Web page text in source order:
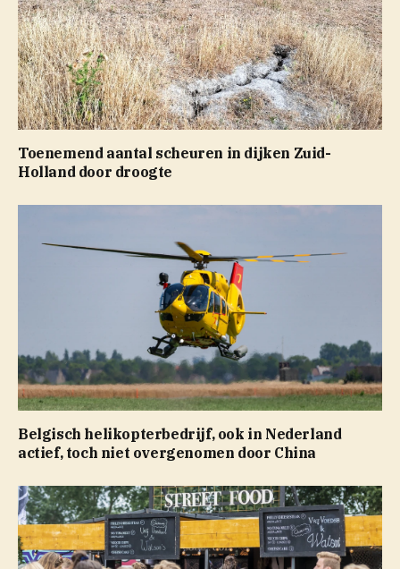
Toenemend aantal scheuren in dijken Zuid-
Holland door droogte
Belgisch helikopterbedrijf, ook in Nederland
actief, toch niet overgenomen door China